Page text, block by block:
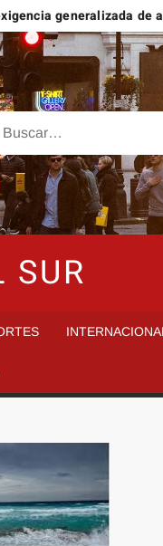
generalizada de
SUR
INTERNACIONAL